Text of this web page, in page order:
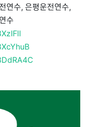
연수, 은평운전연수,
수